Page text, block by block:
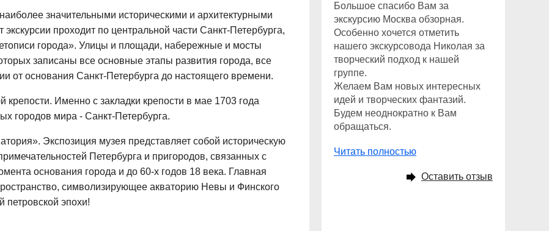
значительными историческими и архитектурными
проходит по центральной части Санкт-Петербурга,
города». Улицы и площади, набережные и мосты
записаны все основные этапы развития города, все
от основания Санкт-Петербурга до настоящего времени.
крепости. Именно с закладки крепости в мае 1703 года
городов мира - Санкт-Петербурга.
Экспозиция музея представляет собой историческую
Петербурга и пригородов, связанных с
основания города и до 60-х годов 18 века. Главная
символизирующее акваторию Невы и Финского
петровской эпохи!
Большое спасибо Вам за
экскурсию Москва обзорная.
Особенно хочется отметить
нашего экскурсовода Николая за
творческий подход к нашей
группе.
Желаем Вам новых интересных
идей и творческих фантазий.
Будем неоднократно к Вам
обращаться.
Читать полностью
Оставить отзыв